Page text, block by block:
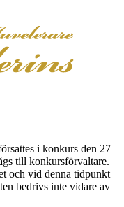
i konkurs den 27
till konkursförvaltare.
och vid denna tidpunkt
bedrivs inte vidare av